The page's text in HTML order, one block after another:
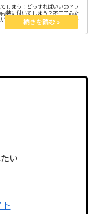
しまう！どうすればいいの？フ
装に付いてしまう？不二子みた
けれど、気になりますよね？ヘ
ツを知れば大丈夫。ヘルメット
。
い